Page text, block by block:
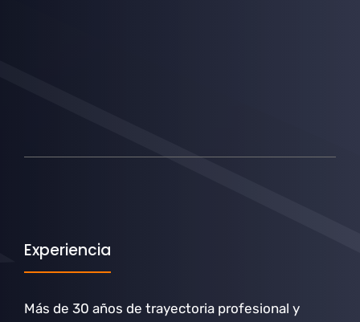
Experiencia
Más de 30 años de trayectoria profesional y